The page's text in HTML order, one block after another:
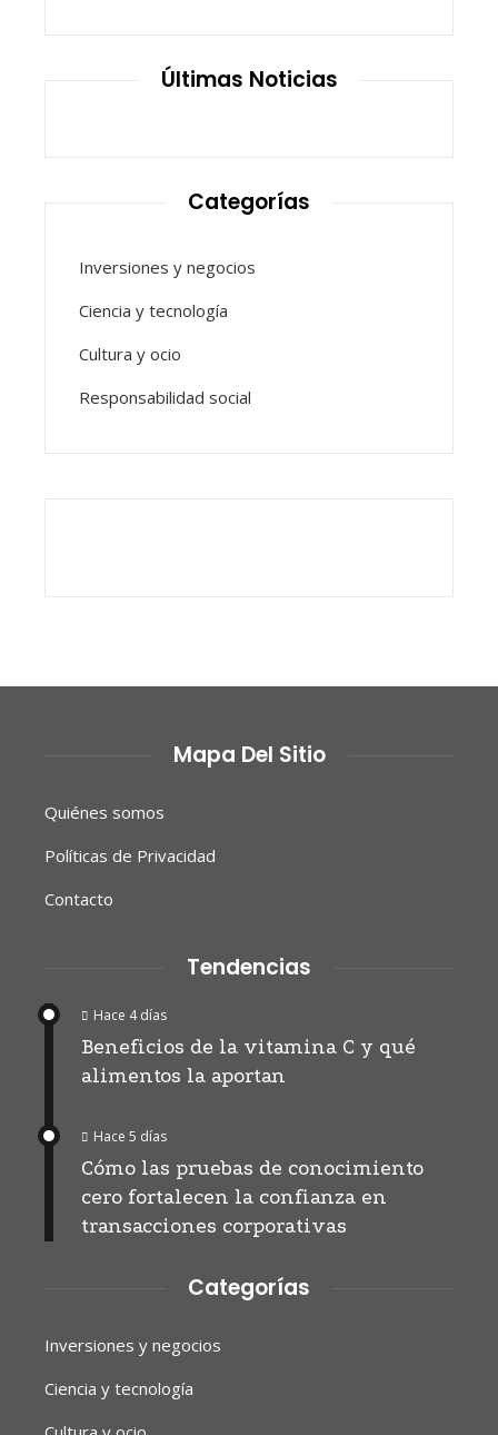
Últimas Noticias
Categorías
Inversiones y negocios
Ciencia y tecnología
Cultura y ocio
Responsabilidad social
Mapa Del Sitio
Quiénes somos
Políticas de Privacidad
Contacto
Tendencias
Hace 4 días
Beneficios de la vitamina C y qué
alimentos la aportan
Hace 5 días
Cómo las pruebas de conocimiento
cero fortalecen la confianza en
transacciones corporativas
Categorías
Inversiones y negocios
Ciencia y tecnología